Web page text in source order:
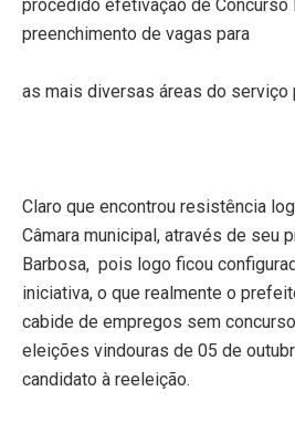
procedido efetivação de Concurso
preenchimento de vagas para
as mais diversas áreas do serviço
Claro que encontrou resistência
Câmara municipal, através de seu
Barbosa, pois logo ficou
iniciativa, o que realmente o
cabide de empregos sem
eleições vindouras de 05 de
candidato à reeleição.